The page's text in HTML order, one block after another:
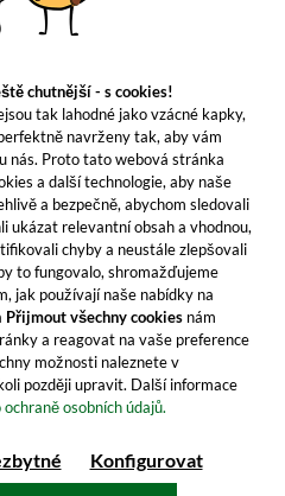
chutnější - s cookies!
tak lahodné jako vzácné kapky,
navrženy tak, aby vám
nás. Proto tato webová stránka
a další technologie, aby naše
a bezpečně, abychom sledovali
ukázat relevantní obsah a vhodnou,
chyby a neustále zlepšovali
to fungovalo, shromažďujeme
jak používají naše nabídky na
Přijmout všechny cookies nám
a reagovat na vaše preference
možnosti naleznete v
později upravit. Další informace
osobních údajů.
Konfigurovat